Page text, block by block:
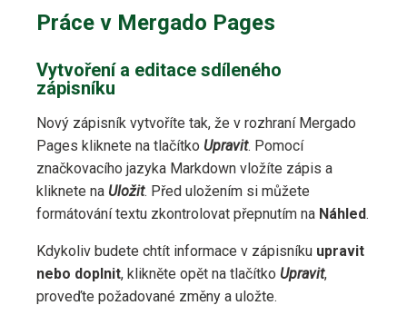
Práce v Mergado Pages
Vytvoření a editace sdíleného
zápisníku
Nový zápisník vytvoříte tak, že v rozhraní Mergado
Pages kliknete na tlačítko Upravit. Pomocí
značkovacího jazyka Markdown vložíte zápis a
kliknete na Uložit. Před uložením si můžete
formátování textu zkontrolovat přepnutím na Náhled.
Kdykoliv budete chtít informace v zápisníku upravit
nebo doplnit, klikněte opět na tlačítko Upravit,
proveďte požadované změny a uložte.